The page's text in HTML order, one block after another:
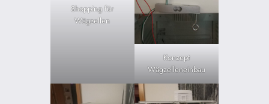
Shopping für
Wägzellen
Konzept
Wägzelleneinbau